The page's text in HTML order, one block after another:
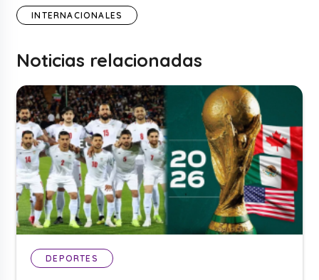
INTERNACIONALES
Noticias relacionadas
DEPORTES